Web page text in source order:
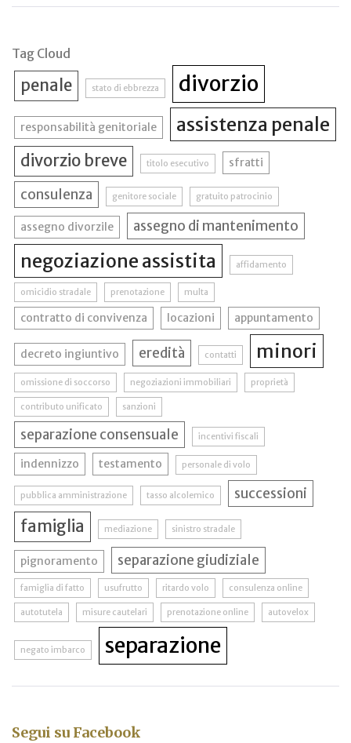
Tag Cloud
penale stato di ebbrezza divorzio
responsabilità genitoriale assistenza penale
divorzio breve titolo esecutivo sfratti
consulenza genitore sociale gratuito patrocinio
assegno divorzile assegno di mantenimento
negoziazione assistita affidamento
omicidio stradale prenotazione multa
contratto di convivenza locazioni appuntamento
decreto ingiuntivo eredità contatti minori
omissione di soccorso negoziazioni immobiliari proprietà
contributo unificato sanzioni
separazione consensuale incentivi fiscali
indennizzo testamento personale di volo
pubblica amministrazione tasso alcolemico successioni
famiglia mediazione sinistro stradale
pignoramento separazione giudiziale
famiglia di fatto usufrutto ritardo volo consulenza online
autotutela misure cautelari prenotazione online autovelox
negato imbarco separazione
Segui su Facebook